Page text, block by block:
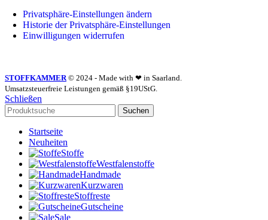
Privatsphäre-Einstellungen ändern
Historie der Privatsphäre-Einstellungen
Einwilligungen widerrufen
STOFFKAMMER© 2024 - Made with ❤ in Saarland.
Umsatzsteuerfreie Leistungen gemäß §19UStG.
Schließen
Suchen
Startseite
Neuheiten
Stoffe
Westfalenstoffe
Handmade
Kurzwaren
Stoffreste
Gutscheine
Sale